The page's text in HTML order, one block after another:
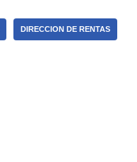
DIRECCION DE RENTAS